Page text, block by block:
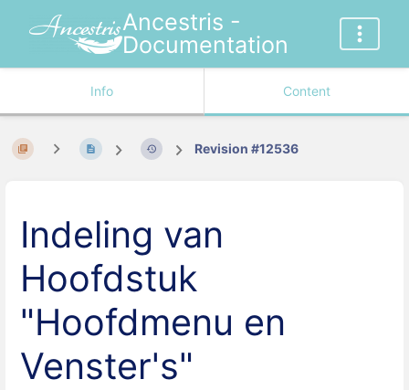
Ancestris -
Documentation
Info Content
Revision #12536
Indeling van
Hoofdstuk
"Hoofdmenu en
Venster's"